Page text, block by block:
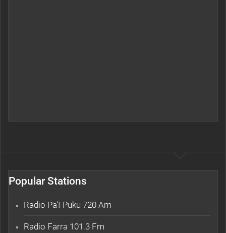
Popular Stations
Radio Pa'I Puku 720 Am
Radio Farra 101.3 Fm